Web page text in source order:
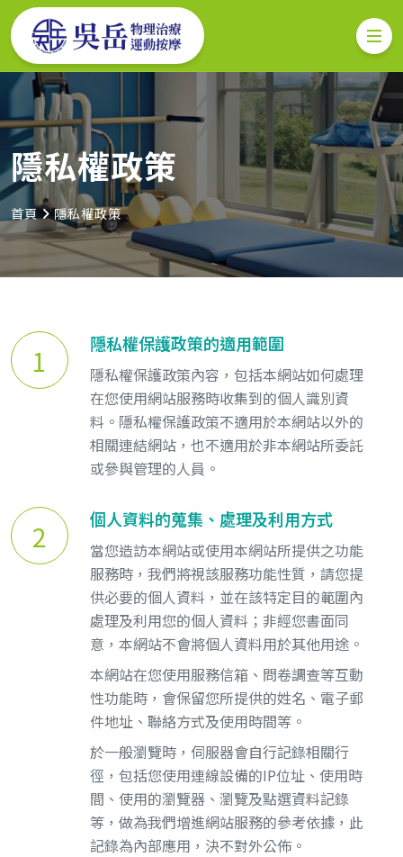
隱私權政策
首頁 隱私權政策
1 隱私權保護政策的適用範圍
隱私權保護政策內容，包括本網站如何處理
在您使用網站服務時收集到的個人識別資
料。隱私權保護政策不適用於本網站以外的
相關連結網站，也不適用於非本網站所委託
或參與管理的人員。
2 個人資料的蒐集、處理及利用方式
當您造訪本網站或使用本網站所提供之功能
服務時，我們將視該服務功能性質，請您提
供必要的個人資料，並在該特定目的範圍內
處理及利用您的個人資料；非經您書面同
意，本網站不會將個人資料用於其他用途。
本網站在您使用服務信箱、問卷調查等互動
性功能時，會保留您所提供的姓名、電子郵
件地址、聯絡方式及使用時間等。
於一般瀏覽時，伺服器會自行記錄相關行
徑，包括您使用連線設備的IP位址、使用時
間、使用的瀏覽器、瀏覽及點選資料記錄
等，做為我們增進網站服務的參考依據，此
記錄為內部應用，決不對外公佈。